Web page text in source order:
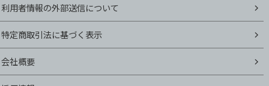
利用者情報の外部送信について
特定商取引法に基づく表示
会社概要